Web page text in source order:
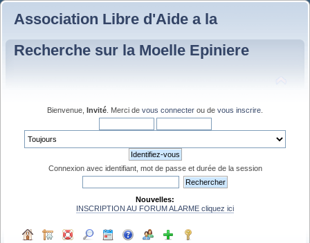
Association Libre d'Aide a la
Recherche sur la Moelle Epiniere
Bienvenue, Invité . Merci de vous connecter ou de vous inscrire
Connexion avec identifiant, mot de passe et durée de la session
Nouvelles:
INSCRIPTION AU FORUM ALARME cliquez ici